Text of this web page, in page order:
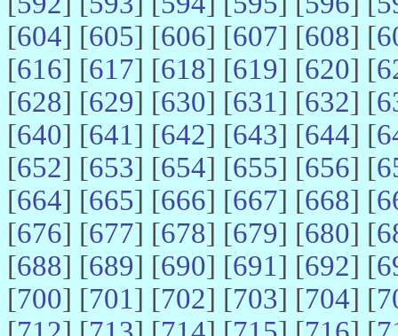
[604] [605] [606] [607] [608] [
[616] [617] [618] [619] [620] [
[628] [629] [630] [631] [632] [
[640] [641] [642] [643] [644] [
[652] [653] [654] [655] [656] [
[664] [665] [666] [667] [668] [
[676] [677] [678] [679] [680] [
[688] [689] [690] [691] [692] [
[700] [701] [702] [703] [704] [